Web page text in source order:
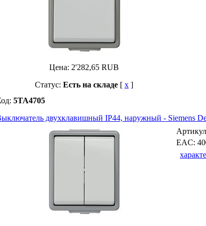
Цена: 2'282,65 RUB
Статус: Есть на складе [ x ]
5TA4705
двухклавишный IP44, наружный - Siemens
EAC: